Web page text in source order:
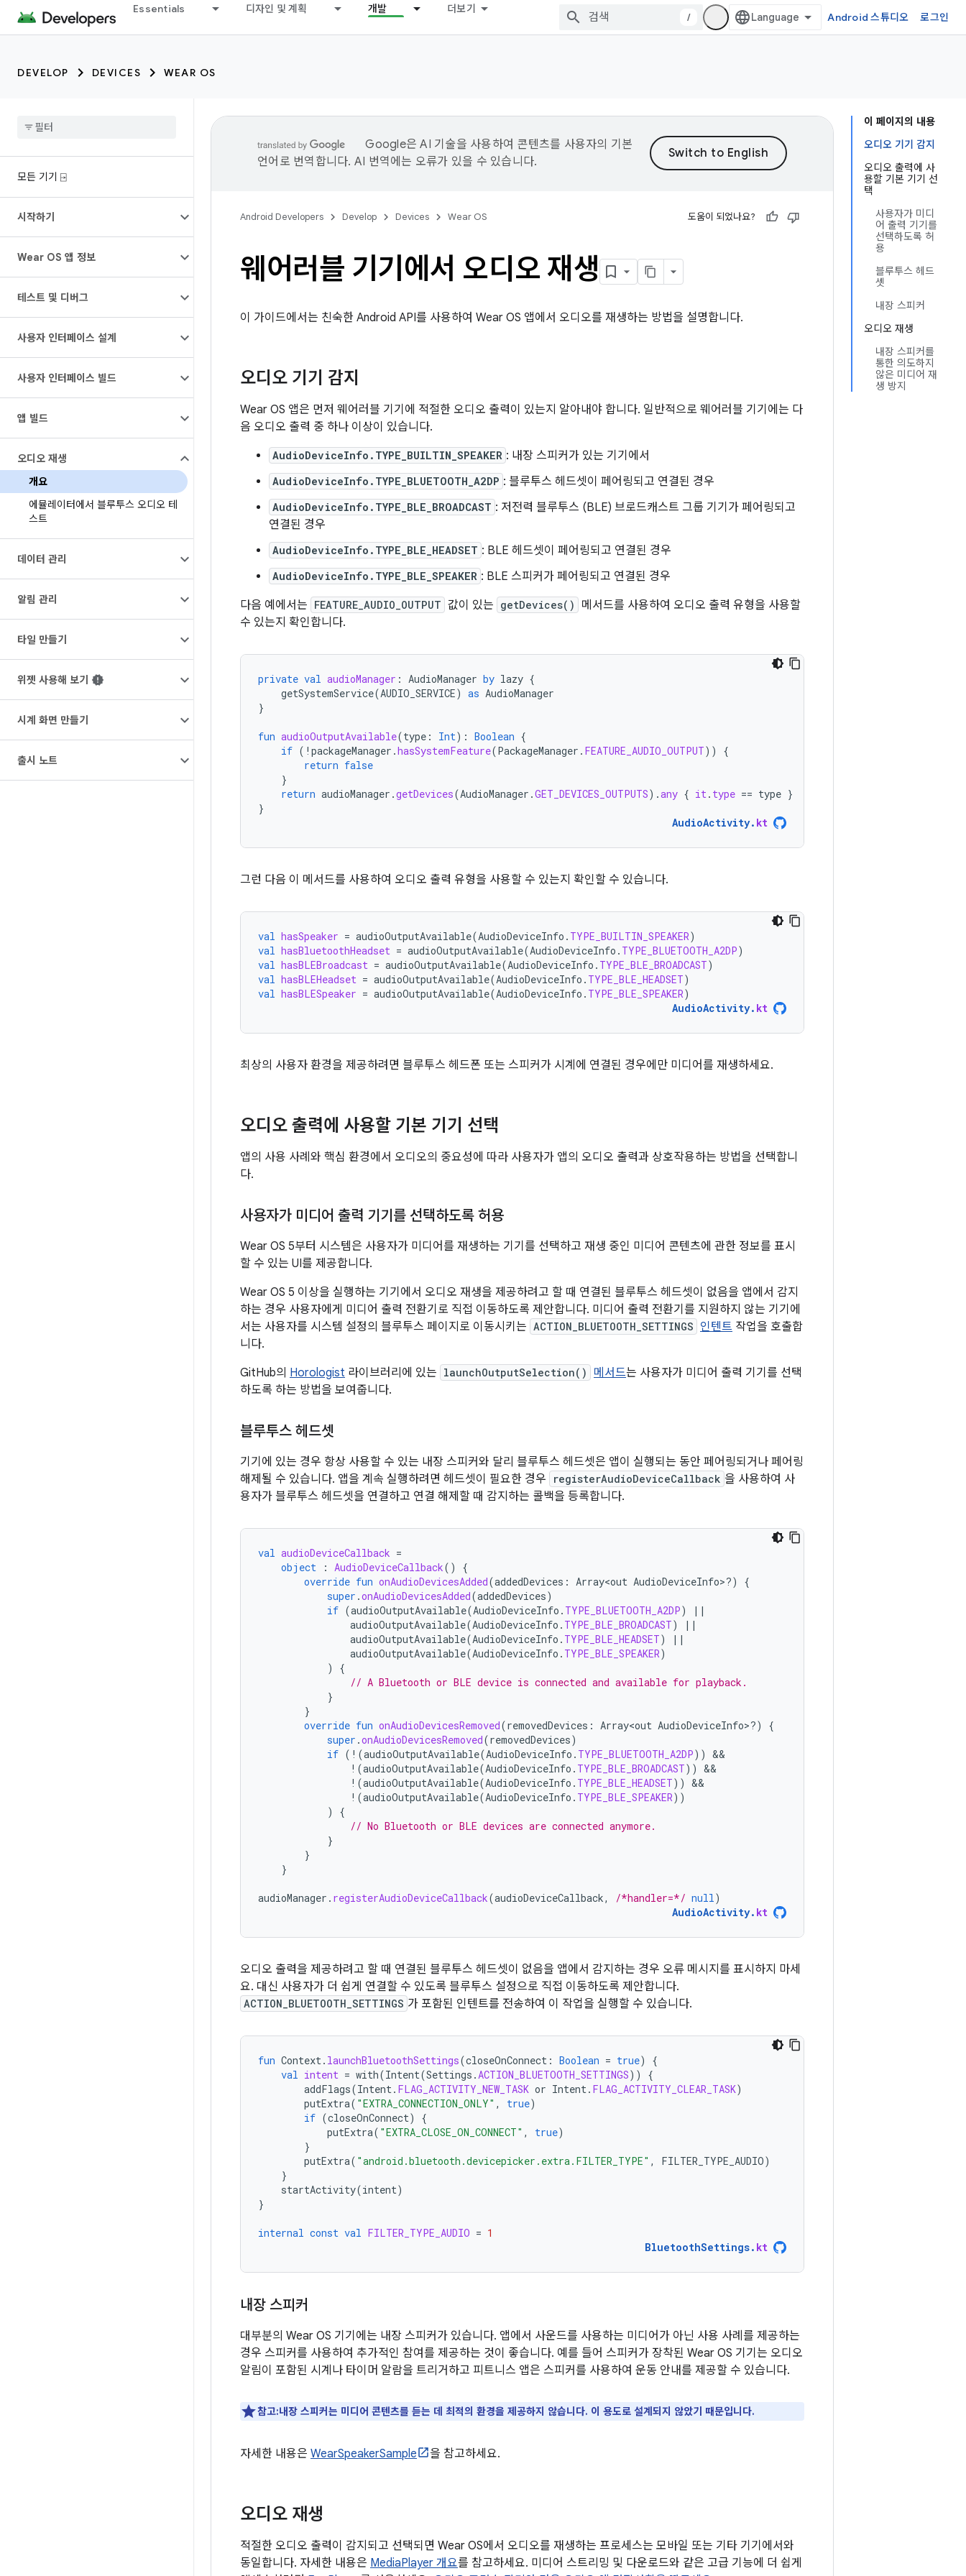
Essentials 디자인 및 계획 개발 더보기
/ Android 스튜디오 로그인
DEVELOP DEVICES WEAR OS
모든 기기 ⍈
시작하기
Wear OS 앱 정보
테스트 및 디버그
사용자 인터페이스 설계
사용자 인터페이스 빌드
앱 빌드
오디오 재생
개요
에뮬레이터에서 블루투스 오디오 테
스트
데이터 관리
알림 관리
타일 만들기
위젯 사용해 보기
시계 화면 만들기
출시 노트
이 페이지의 내용
오디오 기기 감지
오디오 출력에 사
용할 기본 기기 선
택
사용자가 미디
어 출력 기기를
선택하도록 허
용
블루투스 헤드
셋
내장 스피커
오디오 재생
내장 스피커를
통한 의도하지
않은 미디어 재
생 방지
Google은 AI 기술을 사용하여 콘텐츠를 사용자의 기본
언어로 번역합니다. AI 번역에는 오류가 있을 수 있습니다.
Android Developers Develop Devices Wear OS 도움이 되었나요?
웨어러블 기기에서 오디오 재생
이 가이드에서는 친숙한 Android API를 사용하여 Wear OS 앱에서 오디오를 재생하는 방법을 설명합니다.
오디오 기기 감지
Wear OS 앱은 먼저 웨어러블 기기에 적절한 오디오 출력이 있는지 알아내야 합니다. 일반적으로 웨어러블 기기에는 다
음 오디오 출력 중 하나 이상이 있습니다.
AudioDeviceInfo.TYPE_BUILTIN_SPEAKER : 내장 스피커가 있는 기기에서
AudioDeviceInfo.TYPE_BLUETOOTH_A2DP : 블루투스 헤드셋이 페어링되고 연결된 경우
AudioDeviceInfo.TYPE_BLE_BROADCAST : 저전력 블루투스 (BLE) 브로드캐스트 그룹 기기가 페어링되고
연결된 경우
AudioDeviceInfo.TYPE_BLE_HEADSET : BLE 헤드셋이 페어링되고 연결된 경우
AudioDeviceInfo.TYPE_BLE_SPEAKER : BLE 스피커가 페어링되고 연결된 경우
다음 예에서는 FEATURE_AUDIO_OUTPUT 값이 있는 getDevices()
메서드를 사용하여 오디오 출력 유형을 사용할
수 있는지 확인합니다.
private val audioManager : AudioManager by lazy {
getSystemService(AUDIO_SERVICE) as AudioManager
}
fun audioOutputAvailable(type : Int): Boolean {
if ( ! packageManager .hasSystemFeature(PackageManager . FEATURE_AUDIO_OUTPUT))
{
return false
}
return audioManager .getDevices(AudioManager .GET_DEVICES_OUTPUTS).any { it. type == type }
}
AudioActivity. kt
그런 다음 이 메서드를 사용하여 오디오 출력 유형을 사용할 수 있는지 확인할 수 있습니다.
val hasSpeaker = audioOutputAvailable(AudioDeviceInfo . TYPE_BUILTIN_SPEAKER)
val hasBluetoothHeadset = audioOutputAvailable(AudioDeviceInfo . TYPE_BLUETOOTH_A2DP)
val hasBLEBroadcast = audioOutputAvailable(AudioDeviceInfo . TYPE_BLE_BROADCAST)
val hasBLEHeadset = audioOutputAvailable(AudioDeviceInfo . TYPE_BLE_HEADSET)
val hasBLESpeaker = audioOutputAvailable(AudioDeviceInfo . TYPE_BLE_SPEAKER)
AudioActivity. kt
최상의 사용자 환경을 제공하려면 블루투스 헤드폰 또는 스피커가 시계에 연결된 경우에만 미디어를 재생하세요.
오디오 출력에 사용할 기본 기기 선택
앱의 사용 사례와 핵심 환경에서 오디오의 중요성에 따라 사용자가 앱의 오디오 출력과 상호작용하는 방법을 선택합니
다.
사용자가 미디어 출력 기기를 선택하도록 허용
Wear OS 5부터 시스템은 사용자가 미디어를 재생하는 기기를 선택하고 재생 중인 미디어 콘텐츠에 관한 정보를 표시
할 수 있는 UI를 제공합니다.
Wear OS 5 이상을 실행하는 기기에서 오디오 재생을 제공하려고 할 때 연결된 블루투스 헤드셋이 없음을 앱에서 감지
하는 경우 사용자에게 미디어 출력 전환기로 직접 이동하도록 제안합니다. 미디어 출력 전환기를 지원하지 않는 기기에
서는 사용자를 시스템 설정의 블루투스 페이지로 이동시키는 ACTION_BLUETOOTH_SETTINGS 인텐트 작업을 호출합
니다.
GitHub의 Horologist 라이브러리에 있는 launchOutputSelection() 메서드는 사용자가 미디어 출력 기기를 선택
하도록 하는 방법을 보여줍니다.
블루투스 헤드셋
기기에 있는 경우 항상 사용할 수 있는 내장 스피커와 달리 블루투스 헤드셋은 앱이 실행되는 동안 페어링되거나 페어링
해제될 수 있습니다. 앱을 계속 실행하려면 헤드셋이 필요한 경우
registerAudioDeviceCallback 을 사용하여 사
용자가 블루투스 헤드셋을 연결하고 연결 해제할 때 감지하는 콜백을 등록합니다.
val audioDeviceCallback =
object
: AudioDeviceCallback()
{
override fun onAudioDevicesAdded(addedDevices : Array<out AudioDeviceInfo>?)
{
super .onAudioDevicesAdded(addedDevices)
if (audioOutputAvailable(AudioDeviceInfo . TYPE_BLUETOOTH_A2DP)
||
audioOutputAvailable(AudioDeviceInfo . TYPE_BLE_BROADCAST)
||
audioOutputAvailable(AudioDeviceInfo . TYPE_BLE_HEADSET)
||
audioOutputAvailable(AudioDeviceInfo . TYPE_BLE_SPEAKER)
)
{
// A Bluetooth or BLE device is connected and available for playback.
}
}
override fun onAudioDevicesRemoved(removedDevices : Array<out AudioDeviceInfo>?)
{
super .onAudioDevicesRemoved(removedDevices)
if ( ! (audioOutputAvailable(AudioDeviceInfo . TYPE_BLUETOOTH_A2DP))
! (audioOutputAvailable(AudioDeviceInfo . TYPE_BLE_BROADCAST))
! (audioOutputAvailable(AudioDeviceInfo . TYPE_BLE_HEADSET))
! (audioOutputAvailable(AudioDeviceInfo . TYPE_BLE_SPEAKER))
)
{
// No Bluetooth or BLE devices are connected anymore.
}
}
}
audioManager . registerAudioDeviceCallback(audioDeviceCallback, /*handler=*/ null)
AudioActivity. kt
오디오 출력을 제공하려고 할 때 연결된 블루투스 헤드셋이 없음을 앱에서 감지하는 경우 오류 메시지를 표시하지 마세
요. 대신 사용자가 더 쉽게 연결할 수 있도록 블루투스 설정으로 직접 이동하도록 제안합니다.
ACTION_BLUETOOTH_SETTINGS 가 포함된 인텐트를 전송하여 이 작업을 실행할 수 있습니다.
fun Context. launchBluetoothSettings(closeOnConnect : Boolean = true)
{
val intent = with(Intent(Settings .ACTION_BLUETOOTH_SETTINGS))
{
addFlags(Intent. FLAG_ACTIVITY_NEW_TASK or Intent. FLAG_ACTIVITY_CLEAR_TASK)
putExtra( "EXTRA_CONNECTION_ONLY" , true)
if (closeOnConnect)
{
putExtra( "EXTRA_CLOSE_ON_CONNECT" , true)
}
putExtra( "android.bluetooth.devicepicker.extra.FILTER_TYPE" , FILTER_TYPE_AUDIO)
}
startActivity(intent)
}
internal const val FILTER_TYPE_AUDIO = 1
BluetoothSettings. kt
내장 스피커
대부분의 Wear OS 기기에는 내장 스피커가 있습니다. 앱에서 사운드를 사용하는 미디어가 아닌 사용 사례를 제공하는
경우 스피커를 사용하여 추가적인 참여를 제공하는 것이 좋습니다. 예를 들어 스피커가 장착된 Wear OS 기기는 오디오
알림이 포함된 시계나 타이머 알람을 트리거하고 피트니스 앱은 스피커를 사용하여 운동 안내를 제공할 수 있습니다.
참고:내장 스피커는 미디어 콘텐츠를 듣는 데 최적의 환경을 제공하지 않습니다. 이 용도로 설계되지 않았기 때문입니다.
자세한 내용은 WearSpeakerSample 을 참고하세요.
오디오 재생
적절한 오디오 출력이 감지되고 선택되면 Wear OS에서 오디오를 재생하는 프로세스는 모바일 또는 기타 기기에서와
동일합니다. 자세한 내용은 MediaPlayer 개요를 참고하세요. 미디어 스트리밍 및 다운로드와 같은 고급 기능에 더 쉽게